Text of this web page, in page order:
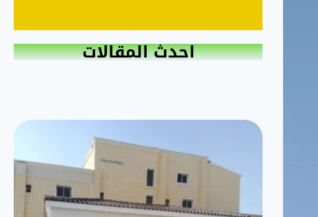
احدث المقالات